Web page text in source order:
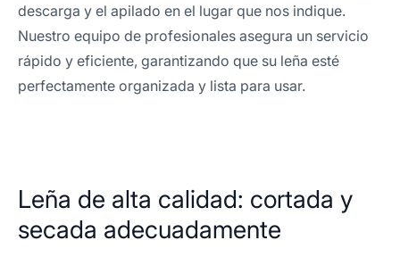
descarga y el apilado en el lugar que nos indique.
Nuestro equipo de profesionales asegura un servicio
rápido y eficiente, garantizando que su leña esté
perfectamente organizada y lista para usar.
Leña de alta calidad: cortada y
secada adecuadamente